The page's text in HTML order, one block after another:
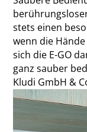
stets einen
wenn die
sich die E-GO
ganz sauber
Kludi GmbH &